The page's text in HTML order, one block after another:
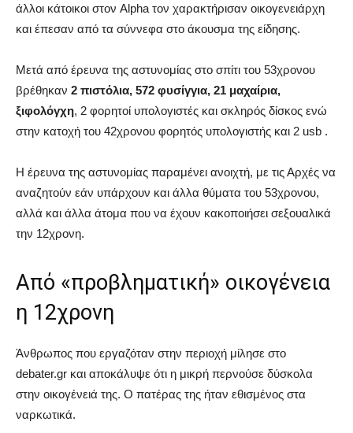
άλλοι κάτοικοι στον Alpha τον χαρακτήρισαν οικογενειάρχη
και έπεσαν από τα σύννεφα στο άκουσμα της είδησης.
Μετά από έρευνα της αστυνομίας στο σπίτι του 53χρονου
βρέθηκαν 2 πιστόλια, 572 φυσίγγια, 21 μαχαίρια,
ξιφολόγχη, 2 φορητοί υπολογιστές και σκληρός δίσκος ενώ
στην κατοχή του 42χρονου φορητός υπολογιστής και 2 usb .
Η έρευνα της αστυνομίας παραμένει ανοιχτή, με τις Αρχές να
αναζητούν εάν υπάρχουν και άλλα θύματα του 53χρονου,
αλλά και άλλα άτομα που να έχουν κακοποιήσει σεξουαλικά
την 12χρονη.
Από «προβληματική» οικογένεια
η 12χρονη
Άνθρωπος που εργαζόταν στην περιοχή μίλησε στο
debater.gr και αποκάλυψε ότι η μικρή περνούσε δύσκολα
στην οικογένειά της. Ο πατέρας της ήταν εθισμένος στα
ναρκωτικά.